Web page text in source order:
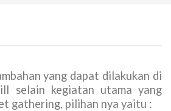
yang dapat dilakukan di
selain kegiatan utama yang
gathering, pilihan nya yaitu :